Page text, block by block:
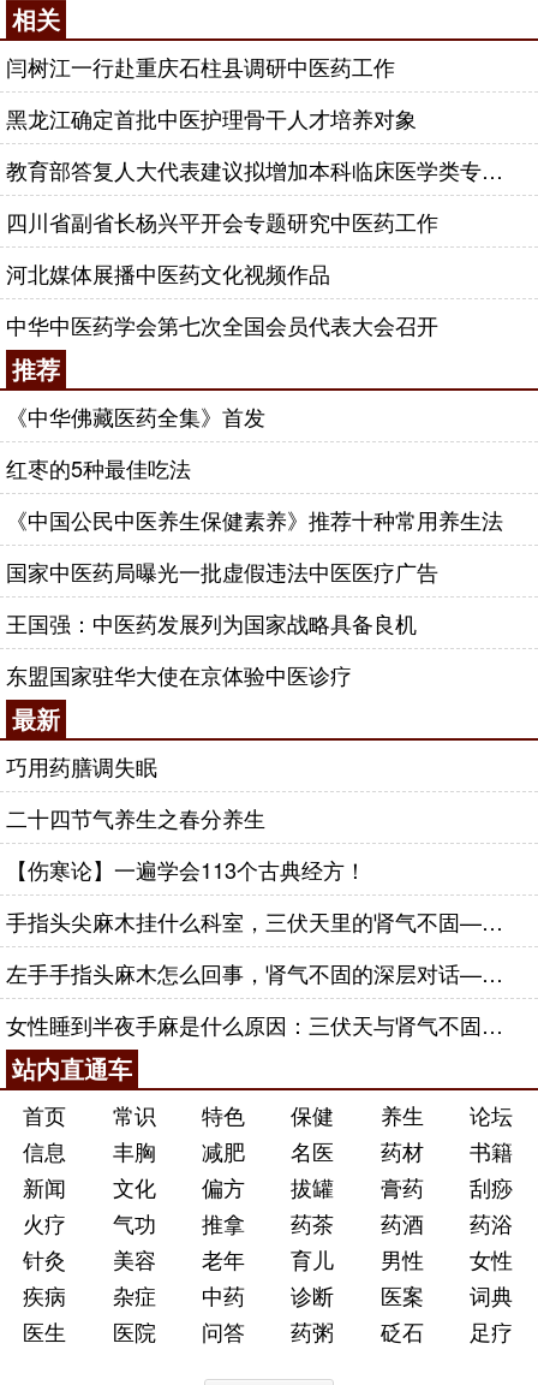
相关
闫树江一行赴重庆石柱县调研中医药工作
黑龙江确定首批中医护理骨干人才培养对象
教育部答复人大代表建议拟增加本科临床医学类专业中医药课程学时
四川省副省长杨兴平开会专题研究中医药工作
河北媒体展播中医药文化视频作品
中华中医药学会第七次全国会员代表大会召开
推荐
《中华佛藏医药全集》首发
红枣的5种最佳吃法
《中国公民中医养生保健素养》推荐十种常用养生法
国家中医药局曝光一批虚假违法中医医疗广告
王国强：中医药发展列为国家战略具备良机
东盟国家驻华大使在京体验中医诊疗
最新
巧用药膳调失眠
二十四节气养生之春分养生
【伤寒论】一遍学会113个古典经方！
手指头尖麻木挂什么科室，三伏天里的肾气不固——肾合jjn
左手手指头麻木怎么回事，肾气不固的深层对话——肾合jjn
女性睡到半夜手麻是什么原因：三伏天与肾气不固的深层对话
站内直通车
首页 常识 特色 保健 养生
论坛
信息
丰胸 减肥 名医 药材
书籍
新闻
文化 偏方 拔罐 膏药
刮痧
火疗
气功 推拿 药茶 药酒
药浴
针灸
美容 老年 育儿 男性
女性
疾病
杂症 中药 诊断 医案
词典
医生
医院 问答 药粥 砭石 足疗